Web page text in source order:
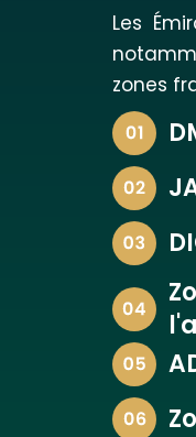
Les
zones